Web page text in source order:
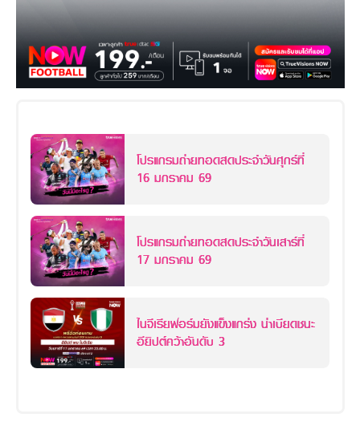
โปรแกรมถ่ายทอดสดประจำวันศุกร์ที่
16 มกราคม 69
โปรแกรมถ่ายทอดสดประจำวันเสาร์ที่
17 มกราคม 69
ไนจีเรียฟอร์มยังแข็งแกร่ง น่าเบียดชนะ
อียิปต์คว้าอันดับ 3